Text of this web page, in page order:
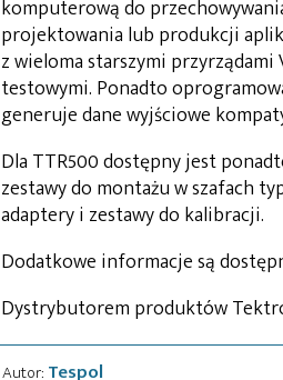
komputerową do
projektowania lub produkcji
z wieloma starszymi
testowymi. Ponadto
generuje dane wyjściowe
Dla TTR500 dostępny jest
zestawy do montażu w szafach
adaptery i zestawy do kalibracji.
Dodatkowe informacje są
Dystrybutorem produktów
Autor: Tespol